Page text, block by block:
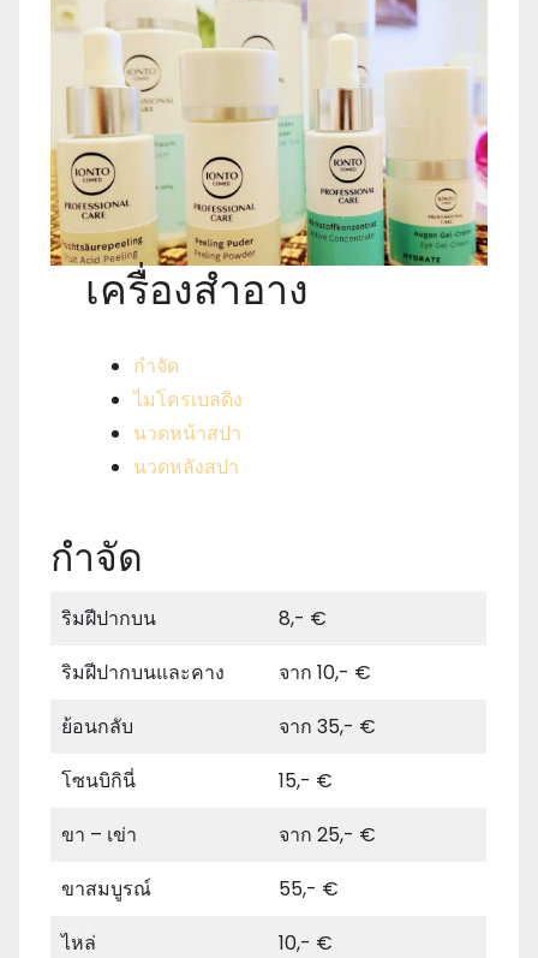
เครื่องสําอาง
กำจัด
ไมโครเบลดิง
นวดหน้าสปา
นวดหลังสปา
กำจัด
ริมฝีปากบน
8,- €
ริมฝีปากบนและคาง
จาก 10,- €
ย้อนกลับ
จาก 35,- €
โซนบิกินี่
15,- €
ขา – เข่า
จาก 25,- €
ขาสมบูรณ์
55,- €
ไหล่
10,- €